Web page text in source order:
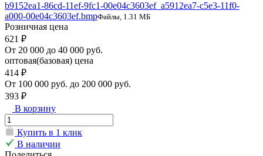
b9152ea1-86cd-11ef-9fc1-00e04c3603ef_a5912ea7-c5e3-11f0-
a000-00e04c3603ef.bmpФайлы, 1.31 МБ
Розничная цена
621 ₽
От 20 000 до 40 000 руб.
оптовая(базовая) цена
414 ₽
От 100 000 руб. до 200 000 руб.
393 ₽
В корзину
Купить в 1 клик
В наличии